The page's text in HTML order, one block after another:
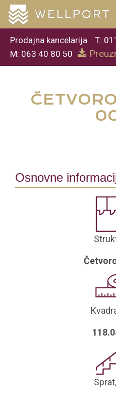
Prodajna kancelarija
T:
M: 063 40 80 50
Osnovne